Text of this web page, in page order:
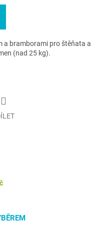
a bramborami pro štěňata a
(nad 25 kg).